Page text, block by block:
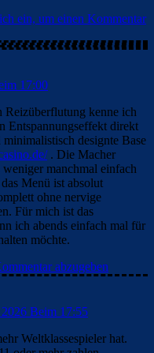
ein, um einen Kommentar
17:00
Reizüberflutung kenne ich
Entspannungseffekt direkt
designte Base
. Die Macher
weniger manchmal einfach
Menü ist absolut
ohne nervige
Für mich ist das
ich abends einfach mal für
möchte.
abzugeben
Beim 17:55
Weltklassespieler hat.